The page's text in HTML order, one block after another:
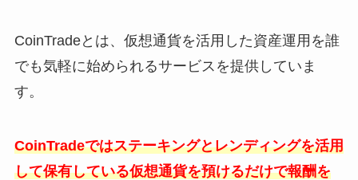
CoinTradeとは、仮想通貨を活用した資産運用を誰
でも気軽に始められるサービスを提供していま
す。
CoinTradeではステーキングとレンディングを活用
して保有している仮想通貨を預けるだけで報酬を